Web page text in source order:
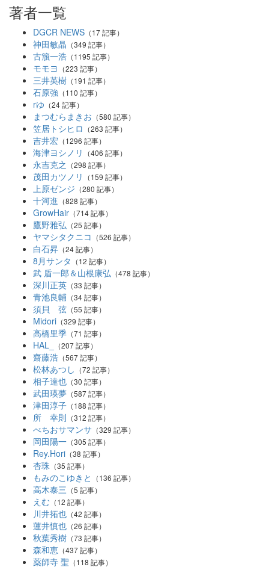
著者一覧
DGCR NEWS （17 記事）
神田敏晶 （349 記事）
古籏一浩 （1195 記事）
モモヨ （223 記事）
三井英樹 （191 記事）
石原強 （110 記事）
rゆ （24 記事）
まつむらまきお （580 記事）
笠居トシヒロ （263 記事）
吉井宏 （1296 記事）
海津ヨシノリ （406 記事）
永吉克之 （298 記事）
茂田カツノリ （159 記事）
上原ゼンジ （280 記事）
十河進 （828 記事）
GrowHair （714 記事）
鷹野雅弘 （25 記事）
ヤマシタクニコ （526 記事）
白石昇 （24 記事）
8月サンタ （12 記事）
武 盾一郎＆山根康弘 （478 記事）
深川正英 （33 記事）
青池良輔 （34 記事）
須貝 弦 （55 記事）
Midori （329 記事）
高橋里季 （71 記事）
HAL_ （207 記事）
齋藤浩 （567 記事）
松林あつし （72 記事）
相子達也 （30 記事）
武田瑛夢 （587 記事）
津田淳子 （188 記事）
所 幸則 （312 記事）
べちおサマンサ （329 記事）
岡田陽一 （305 記事）
Rey.Hori （38 記事）
杏珠 （35 記事）
もみのこゆきと （136 記事）
高木泰三 （5 記事）
えむ （12 記事）
川井拓也 （42 記事）
蓮井慎也 （26 記事）
秋葉秀樹 （73 記事）
森和恵 （437 記事）
薬師寺 聖 （118 記事）